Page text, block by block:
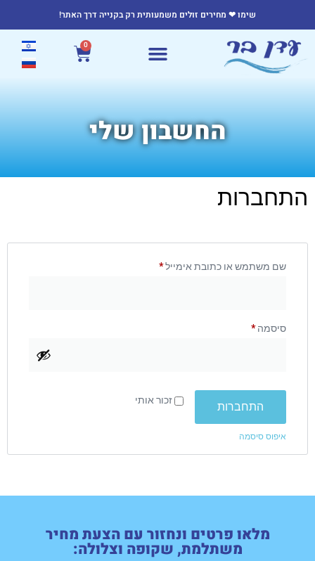
שימו ❤ מחירים זולים משמעותית רק בקנייה דרך האתר!
0
החשבון שלי
התחברות
שם משתמש או כתובת אימייל*
סיסמה*
זכור אותי התחברות
איפוס סיסמה
מלאו פרטים ונחזור עם הצעת מחיר
משתלמת, שקופה וצלולה: